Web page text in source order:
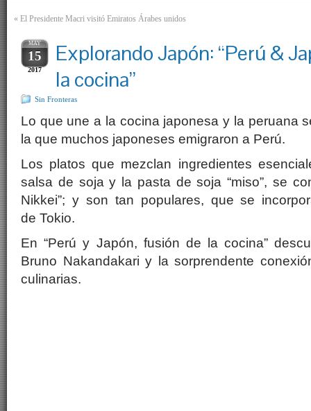
« El Presidente Macri visitó Emiratos Árabes unidos
MAY
15
2017
Explorando Japón: “Perú &
la cocina”
Sin Fronteras
Lo que une a la cocina japonesa y la peruana
la que muchos japoneses emigraron a Perú.
Los platos que mezclan ingredientes
salsa de soja y la pasta de soja “miso”, se
Nikkei”; y son tan populares, que se
de Tokio.
En “Perú y Japón, fusión de la cocina”
Bruno Nakandakari y la sorprendente
culinarias.